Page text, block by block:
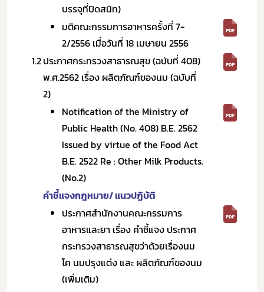
บรรจุที่ปิดสนิท)
มติคณะกรรมการอาหารครั้งที่ 7-
2/2556 เมื่อวันที่ 18 เมษายน 2556
1.2ประกาศกระทรวงสาธารณสุข (ฉบับที่ 408)
พ.ศ.2562 เรื่อง ผลิตภัณฑ์ของนม (ฉบับที่
2)
Notification of the Ministry of
Public Health (No. 408) B.E. 2562
Issued by virtue of the Food Act
B.E. 2522 Re : Other Milk Products.
(No.2)
คำชี้แจงกฎหมาย/ แนวปฏิบัติ
ประกาศสำนักงานคณะกรรมการ
อาหารและยา เรื่อง คำชี้แจง ประกาศ
กระทรวงสาธารณสุขว่าด้วยเรื่องนม
โค นมปรุงแต่ง และ ผลิตภัณฑ์ของนม
(เพิ่มเติม)